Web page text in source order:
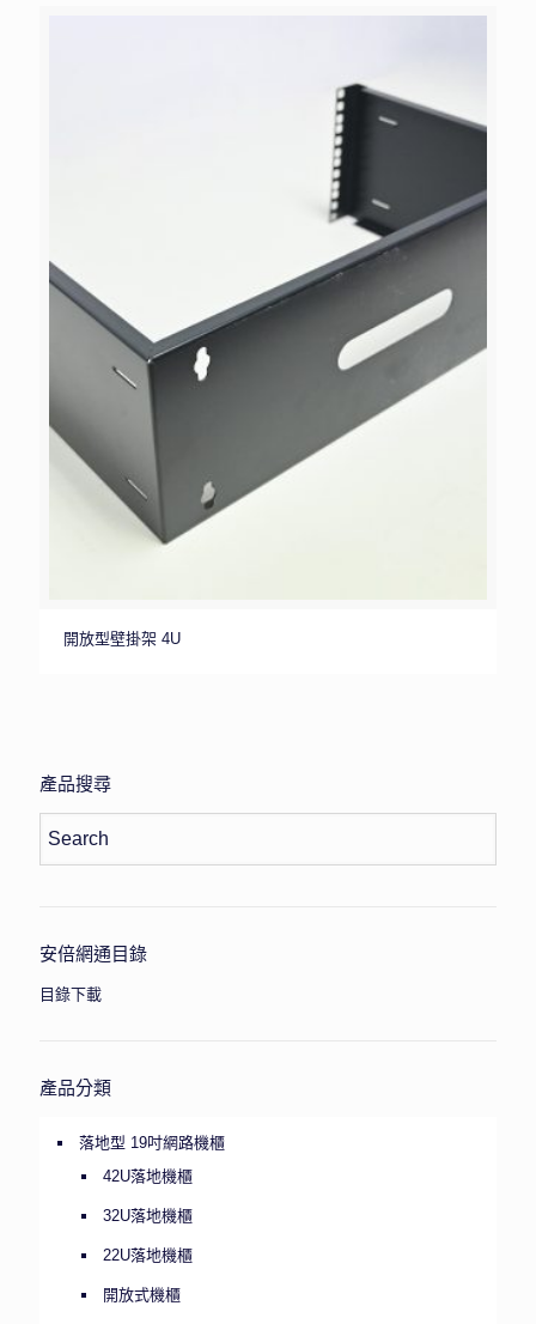
開放型壁掛架 4U
產品搜尋
安倍網通目錄
目錄下載
產品分類
落地型 19吋網路機櫃
42U落地機櫃
32U落地機櫃
22U落地機櫃
開放式機櫃